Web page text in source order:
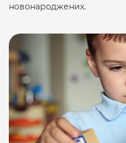
новонароджених.